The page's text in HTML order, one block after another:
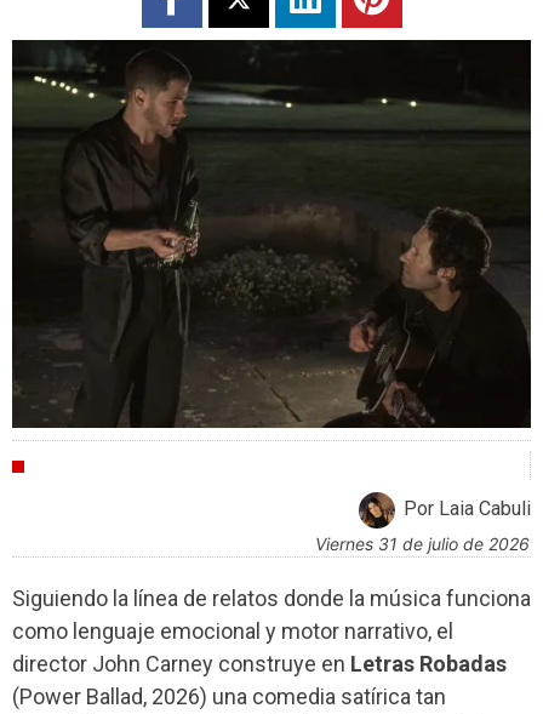
Por Laia Cabuli
viernes 31 de julio de 2026
Siguiendo la línea de relatos donde la música funciona
como lenguaje emocional y motor narrativo, el
director John Carney construye en Letras Robadas
(Power Ballad, 2026) una comedia satírica tan